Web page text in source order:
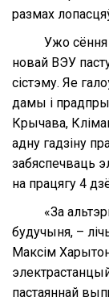
размах
Ужо сёння
новай ВЭУ
сістэму. Яе
дамы і
Крычава,
адну гадзіну
забяспечваць
на працягу 4
«За
будучыня, –
Максім
пастаяннай